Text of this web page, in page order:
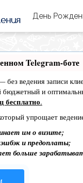
День
Telegram-боте
без ведения записи
и
бесплатно.
упрощает
им о визите;
и предоплаты;
больше